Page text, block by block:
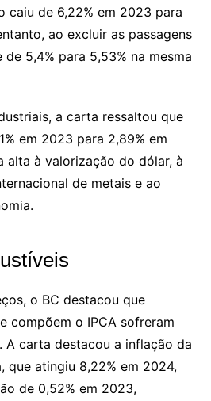
caiu de 6,22% em 2023 para
ao excluir as passagens
5,4% para 5,53% na mesma
a carta ressaltou que
em 2023 para 2,89% em
alta à valorização do dólar, à
de metais e ao
o BC destacou que
compõem o IPCA sofreram
A carta destacou a inflação da
que atingiu 8,22% em 2024,
de 0,52% em 2023,